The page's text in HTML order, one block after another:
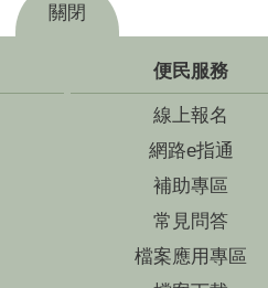
關閉
便民服務
線上報名
網路e指通
補助專區
常見問答
檔案應用專區